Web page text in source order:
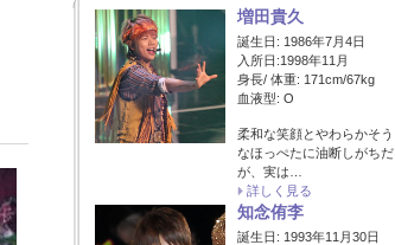
増田貴久
誕生日: 1986年7月4日
入所日:1998年11月
身長/ 体重: 171cm/67kg
血液型: O
柔和な笑顔とやわらかそう
なほっぺたに油断しがちだ
が、実は…
詳しく見る
知念侑李
誕生日: 1993年11月30日